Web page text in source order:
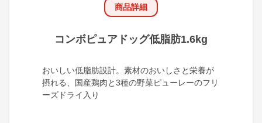
商品詳細
コンボピュアドッグ低脂肪1.6kg
おいしい低脂肪設計。素材のおいしさと栄養が
摂れる、国産鶏肉と3種の野菜ピューレーのフリ
ーズドライ入り